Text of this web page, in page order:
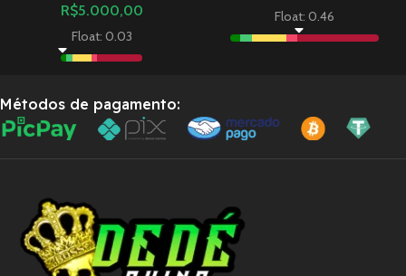
R$5.000,00
Float: 0.03
Float: 0.46
Métodos de pagamento: